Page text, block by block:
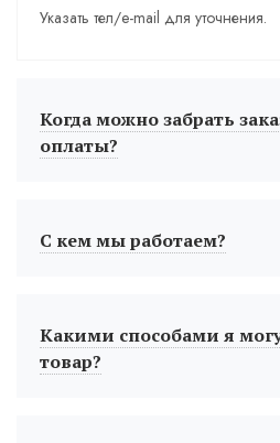
Указать тел/e-mail для уточнения.
Когда можно забрать
оплаты?
С кем мы работаем?
Какими способами я
товар?